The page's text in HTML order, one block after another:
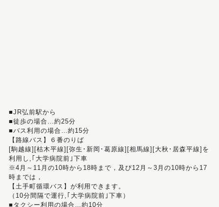
■JR弘前駅から
■徒歩の場合…約25分
■バス利用の場合…約15分
【路線バス】６番のりば
[駒越線][枯木平線][弥生･新岡･葛原線][相馬線][大秋･居森平線]を
利用し,｢大学病院前｣下車
※4月～11月の10時から18時まで，及び12月～3月の10時から17
時までは，
【土手町循環バス】が利用できます。
（10分間隔で運行,｢大学病院前｣下車）
■タクシー利用の場合…約10分